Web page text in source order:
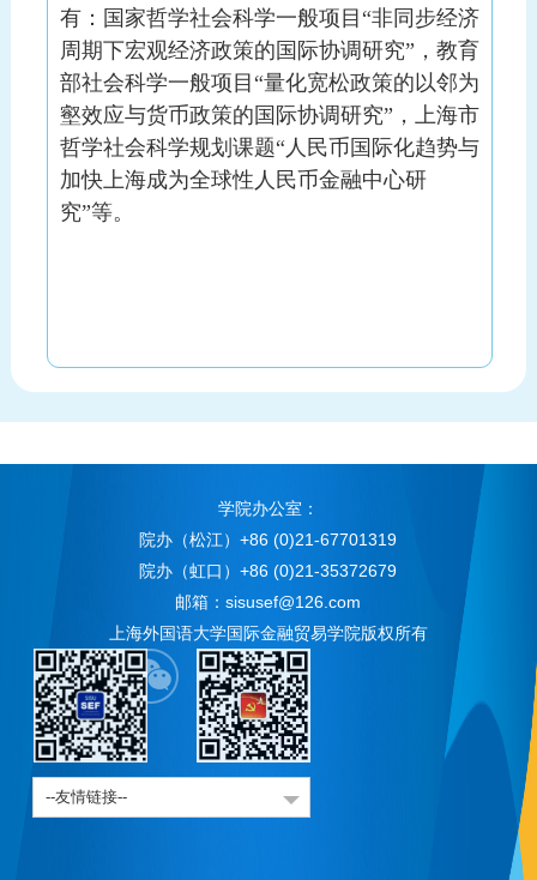
有：国家哲学社会科学一般项目“非同步经济
周期下宏观经济政策的国际协调研究”，教育
部社会科学一般项目“量化宽松政策的以邻为
壑效应与货币政策的国际协调研究”，上海市
哲学社会科学规划课题“人民币国际化趋势与
加快上海成为全球性人民币金融中心研
究”等。
学院办公室：
院办（松江）+86 (0)21-67701319
院办（虹口）+86 (0)21-35372679
邮箱：sisusef@126.com
上海外国语大学国际金融贸易学院版权所有
--友情链接--